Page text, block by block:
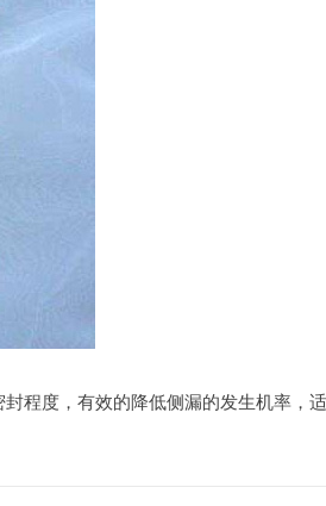
程度，有效的降低侧漏的发生机率，